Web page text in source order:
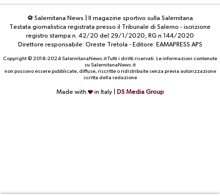
⚽ Salernitana News | Il magazine sportivo sulla Salernitana
Testata giornalistica registrata presso il Tribunale di Salerno - iscrizione
registro stampa n. 42/20 del 29/1/2020, RG n.144/2020
Direttore responsabile: Oreste Tretola - Editore: EAMAPRESS APS
Copyright © 2018-2024 SalernitanaNews.it Tutti i diritti riservati. Le informazioni contenute
su SalernitanaNews.it
non possono essere pubblicate, diffuse, riscritte o ridistribuite senza previa autorizzazione
scritta della redazione
Made with in Italy | DS Media Group